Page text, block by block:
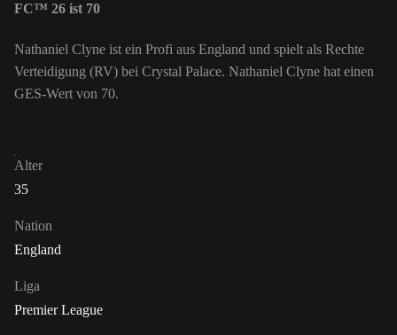
FC™ 26 ist 70
Nathaniel Clyne ist ein Profi aus England und spielt als Rechte
Verteidigung (RV) bei Crystal Palace. Nathaniel Clyne hat einen
GES-Wert von 70.
Alter
35
Nation
England
Liga
Premier League